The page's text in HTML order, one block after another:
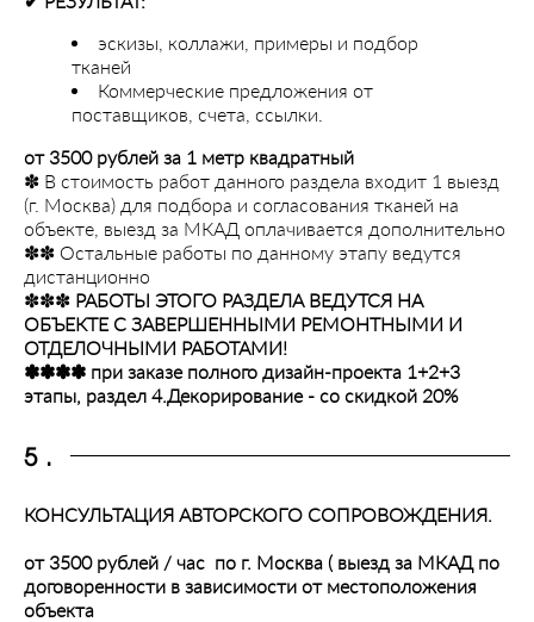
эскизы, коллажи, примеры и подбор
тканей
Коммерческие предложения от
поставщиков, счета, ссылки.
от 3500 рублей за 1 метр квадратный
✽ В стоимость работ данного раздела входит 1 выезд
(г. Москва) для подбора и согласования тканей на
объекте, выезд за МКАД оплачивается дополнительно
✽✽ Остальные работы по данному этапу ведутся
дистанционно
✽✽✽ РАБОТЫ ЭТОГО РАЗДЕЛА ВЕДУТСЯ НА
ОБЪЕКТЕ С ЗАВЕРШЕННЫМИ РЕМОНТНЫМИ И
ОТДЕЛОЧНЫМИ РАБОТАМИ!
✽✽✽✽ при заказе полного дизайн-проекта 1+2+3
этапы, раздел 4.Декорирование - со скидкой 20%
5.
КОНСУЛЬТАЦИЯ АВТОРСКОГО СОПРОВОЖДЕНИЯ.
от 3500 рублей / час по г. Москва ( выезд за МКАД по
договоренности в зависимости от местоположения
объекта